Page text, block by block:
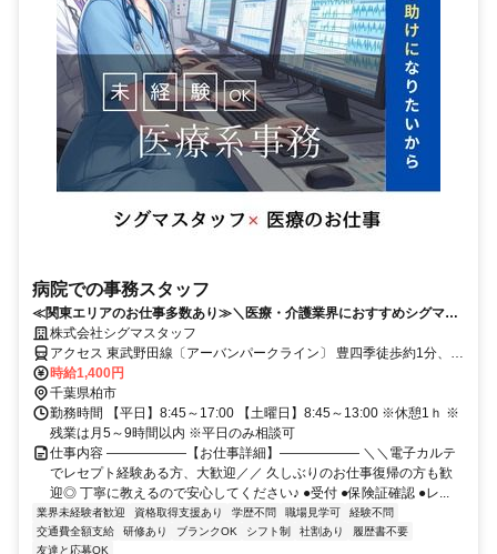
病院での事務スタッフ
≪関東エリアのお仕事多数あり≫＼医療・介護業界におすすめシグマス
タッフ☆／履歴書不要
株式会社シグマスタッフ
アクセス 東武野田線〔アーバンパークライン〕 豊四季徒歩約1分、東
武野田線〔アーバンパークライン〕 流山おおたかの森南出口徒歩約
19分、東武野田線〔アーバンパークライン〕 流山おおたかの森南出
口徒歩約19分 「流山おおたかの森駅」東口より徒歩7分/「豊四季
駅」南口より徒歩10分※無料シャトルバスあり
時給1,400円
千葉県柏市
勤務時間 【平日】8:45～17:00 【土曜日】8:45～13:00 ※休憩1ｈ ※
残業は月5～9時間以内 ※平日のみ相談可
仕事内容 ――――――【お仕事詳細】―――――― ＼＼電子カルテ
でレセプト経験ある方、大歓迎／／ 久しぶりのお仕事復帰の方も歓
迎◎ 丁寧に教えるので安心してください♪ ●受付 ●保険証確認 ●レ...
業界未経験者歓迎 資格取得支援あり 学歴不問 職場見学可
経験不問
交通費全額支給
研修あり ブランクOK シフト制 社割あり
履歴書不要
友達と応募OK